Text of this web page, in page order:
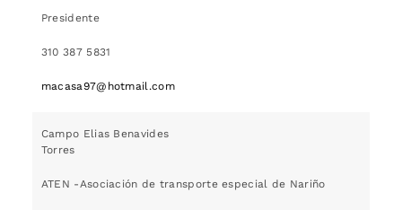
Presidente
310 387 5831
macasa97@hotmail.com
Campo Elias Benavides
Torres
ATEN -Asociación de transporte especial de Nariño